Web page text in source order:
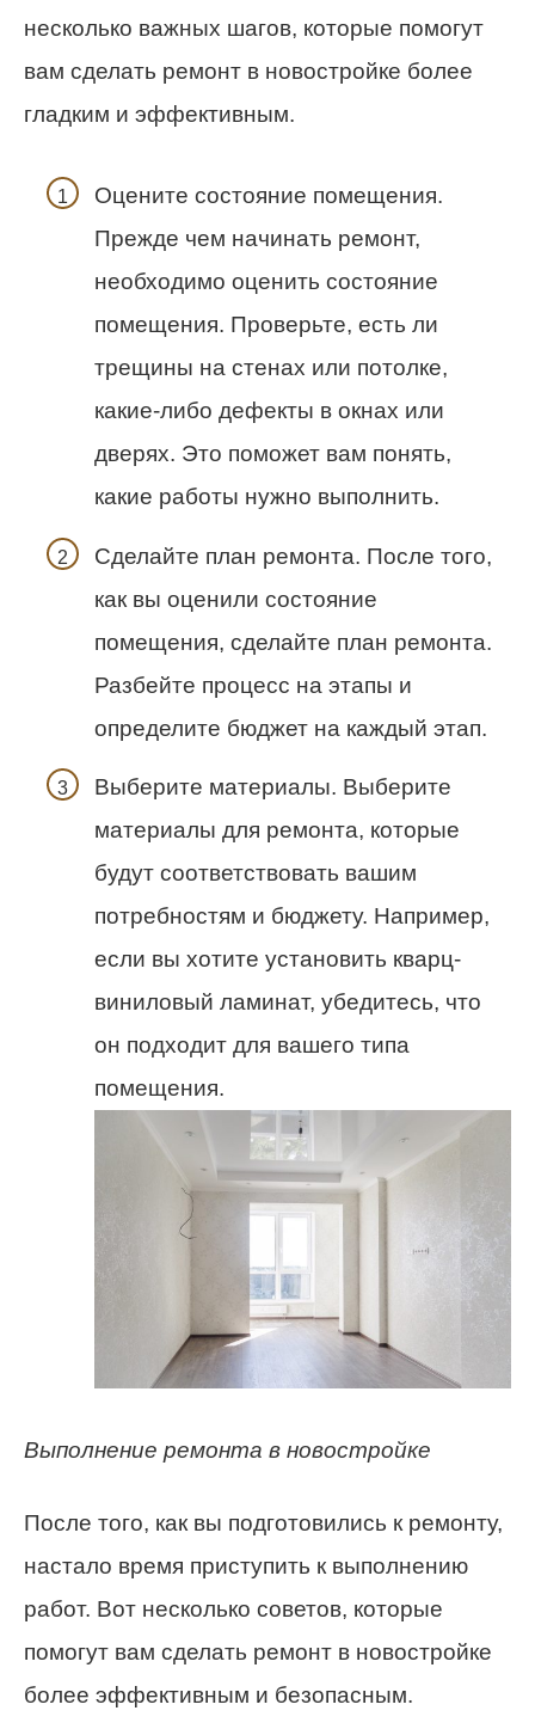
несколько важных шагов, которые помогут
вам сделать ремонт в новостройке более
гладким и эффективным.
Оцените состояние помещения.
Прежде чем начинать ремонт,
необходимо оценить состояние
помещения. Проверьте, есть ли
трещины на стенах или потолке,
какие-либо дефекты в окнах или
дверях. Это поможет вам понять,
какие работы нужно выполнить.
Сделайте план ремонта. После того,
как вы оценили состояние
помещения, сделайте план ремонта.
Разбейте процесс на этапы и
определите бюджет на каждый этап.
Выберите материалы. Выберите
материалы для ремонта, которые
будут соответствовать вашим
потребностям и бюджету. Например,
если вы хотите установить кварц-
виниловый ламинат, убедитесь, что
он подходит для вашего типа
помещения.
Выполнение ремонта в новостройке
После того, как вы подготовились к ремонту,
настало время приступить к выполнению
работ. Вот несколько советов, которые
помогут вам сделать ремонт в новостройке
более эффективным и безопасным.